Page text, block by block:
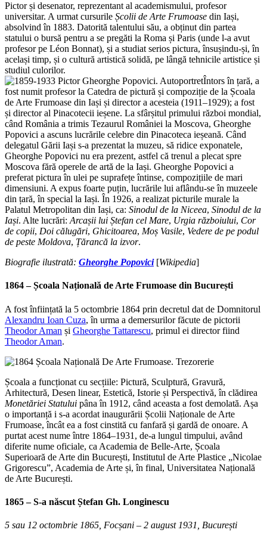
Pictor și desenator, reprezentant al academismului, profesor
universitar. A urmat cursurile Școlii de Arte Frumoase din Iași,
absolvind în 1883. Datorită talentului său, a obținut din partea
statului o bursă pentru a se pregăti la Roma și Paris (unde l-a avut
profesor pe Léon Bonnat), și a studiat serios pictura, însușindu-și, în
același timp, și o cultură artistică solidă, pe lângă tehnicile artistice și
studiul culorilor.
Întors în țară, a
fost numit profesor la Catedra de pictură și compoziție de la Școala
de Arte Frumoase din Iași și director a acesteia (1911–1929); a fost
și director al Pinacotecii ieșene. La sfârșitul primului război mondial,
când România a trimis Tezaurul României la Moscova, Gheorghe
Popovici a ascuns lucrările celebre din Pinacoteca ieșeană. Când
delegatul Gării Iași s-a prezentat la muzeu, să ridice exponatele,
Gheorghe Popovici nu era prezent, astfel că trenul a plecat spre
Moscova fără operele de artă de la Iași. Gheorghe Popovici a
preferat pictura în ulei pe suprafețe întinse, compozițiile de mari
dimensiuni. A expus foarte puțin, lucrările lui aflându-se în muzeele
din țară, în special la Iași. În 1926, a realizat picturile murale la
Palatul Metropolitan din Iași, ca: Sinodul de la Niceea, Sinodul de la
Iași. Alte lucrări: Arcașii lui Ștefan cel Mare, Urgia războiului, Cor
de copii, Doi călugări, Ghicitoarea, Moș Vasile, Vedere de pe podul
de peste Moldova, Țărancă la izvor.
Biografie ilustrată: Gheorghe Popovici[Wikipedia]
1864 –Școala Națională de Arte Frumoase din București
A fost înființată la 5 octombrie 1864 prin decretul dat de Domnitorul
Alexandru Ioan Cuza, în urma a demersurilor făcute de pictorii
Theodor Aman și Gheorghe Tattarescu, primul ei director fiind
Theodor Aman.
Școala a funcționat cu secțiile: Pictură, Sculptură, Gravură,
Arhitectură, Desen linear, Estetică, Istorie și Perspectivă, în clădirea
Monetăriei Statului pâna în 1912, când aceasta a fost demolată. Așa
o importanță i s-a acordat inaugurării Școlii Naționale de Arte
Frumoase, încât ea a fost cinstită cu fanfară și gardă de onoare. A
purtat acest nume între 1864–1931, de-a lungul timpului, având
diferite nume oficiale, ca Academia de Belle-Arte, Școala
Superioară de Arte din București, Institutul de Arte Plastice „Nicolae
Grigorescu”, Academia de Arte și, în final, Universitatea Națională
de Arte București.
1865 – S-a născut Ștefan Gh. Longinescu
5 sau 12 octombrie 1865, Focșani – 2 august 1931, București